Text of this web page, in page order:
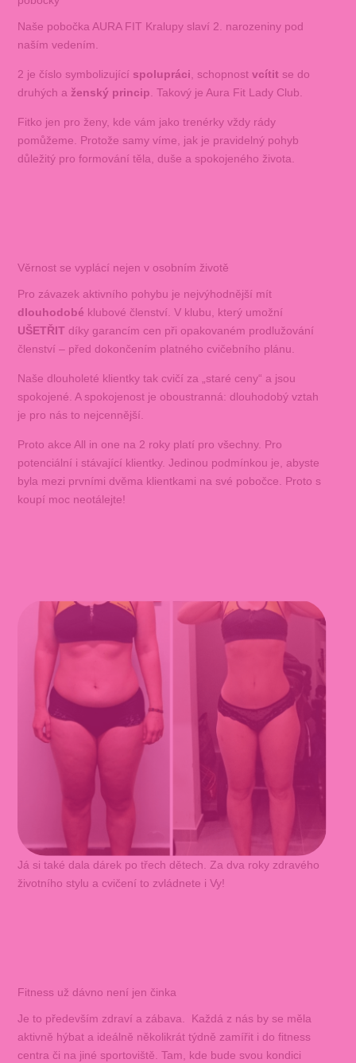
Naše pobočka AURA FIT Kralupy slaví 2. narozeniny pod
naším vedením.
2 je číslo symbolizující spolupráci , schopnost vcítit se do
druhých a ženský princip . Takový je Aura Fit Lady Club.
Fitko jen pro ženy, kde vám jako trenérky vždy rády
pomůžeme. Protože samy víme, jak je pravidelný pohyb
důležitý pro formování těla, duše a spokojeného života.
Věrnost se vyplácí nejen v osobním životě
Pro závazek aktivního pohybu je nejvýhodnější mít
dlouhodobé klubové členství. V klubu, který umožní
UŠETŘIT díky garancím cen při opakovaném prodlužování
členství – před dokončením platného cvičebního plánu.
Naše dlouholeté klientky tak cvičí za „staré ceny“ a jsou
spokojené. A spokojenost je oboustranná: dlouhodobý vztah
je pro nás to nejcennější.
Proto akce All in one na 2 roky platí pro všechny. Pro
potenciální i stávající klientky. Jedinou podmínkou je, abyste
byla mezi prvními dvěma klientkami na své pobočce. Proto s
koupí moc neotálejte!
Já si také dala dárek po třech dětech. Za dva roky zdravého
životního stylu a cvičení to zvládnete i Vy!
Fitness už dávno není jen činka
Je to především zdraví a zábava. Každá z nás by se měla
aktivně hýbat a ideálně několikrát týdně zamířit i do fitness
centra či na jiné sportoviště. Tam, kde bude svou kondici